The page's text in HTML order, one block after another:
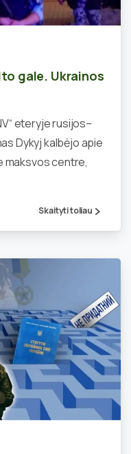
gale. Ukrainos
eteryje rusijos–
Dykyj kalbėjo apie
maksvos centre,
Skaityti toliau
0